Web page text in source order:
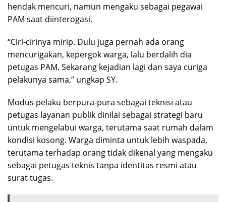
hendak mencuri, namun mengaku sebagai pegawai
PAM saat diinterogasi.
“Ciri-cirinya mirip. Dulu juga pernah ada orang
mencurigakan, kepergok warga, lalu berdalih dia
petugas PAM. Sekarang kejadian lagi dan saya curiga
pelakunya sama,” ungkap SY.
Modus pelaku berpura-pura sebagai teknisi atau
petugas layanan publik dinilai sebagai strategi baru
untuk mengelabui warga, terutama saat rumah dalam
kondisi kosong. Warga diminta untuk lebih waspada,
terutama terhadap orang tidak dikenal yang mengaku
sebagai petugas teknis tanpa identitas resmi atau
surat tugas.